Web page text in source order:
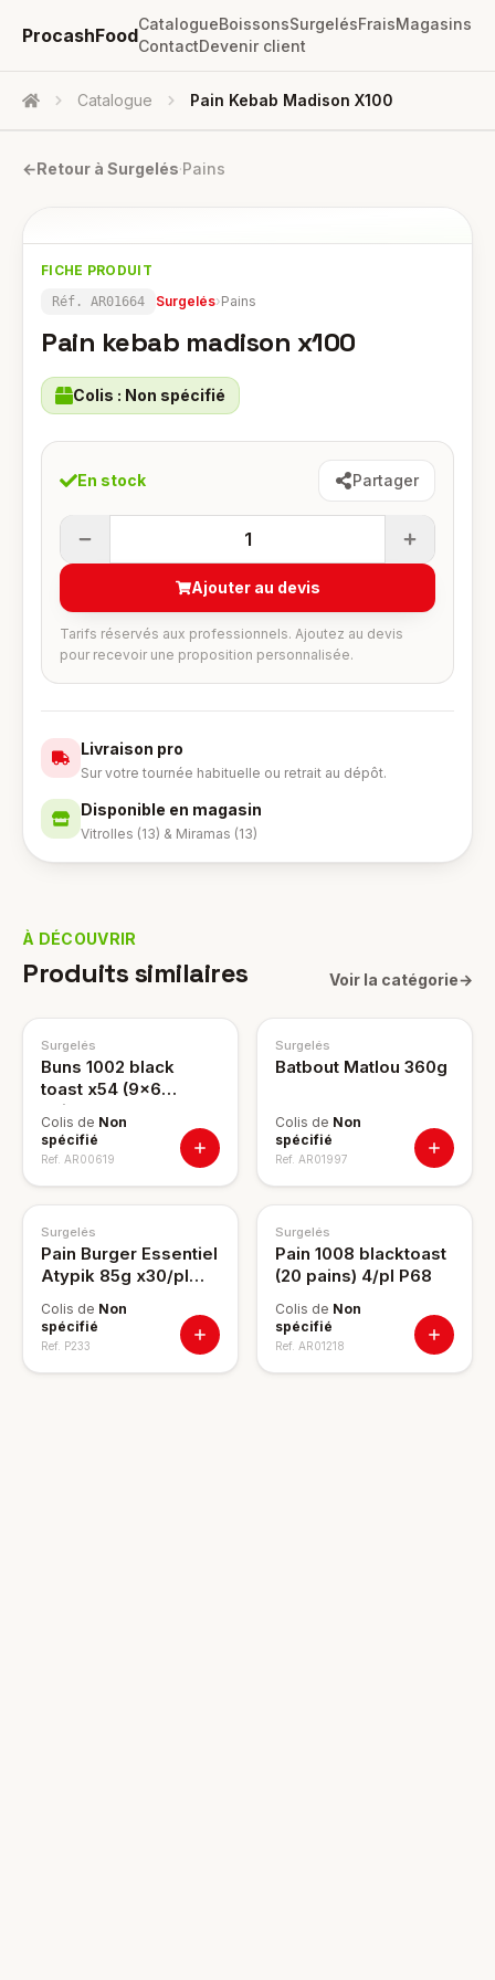
ProcashFood
CatalogueBoissonsSurgelésFraisMagasins
ContactDevenir client
Accueil Catalogue Pain Kebab Madison X100
←Retour à Surgelés·Pains
FICHE PRODUIT
Réf. AR01664 Surgelés›Pains
Pain kebab madison x100
Colis : Non spécifié
En stock Partager
1
Ajouter au devis
Tarifs réservés aux professionnels. Ajoutez au devis
pour recevoir une proposition personnalisée.
Livraison pro
Sur votre tournée habituelle ou retrait au dépôt.
Disponible en magasin
Vitrolles (13) & Miramas (13)
À DÉCOUVRIR
Produits similaires Voir la catégorie→
Surgelés
Buns 1002 black
toast x54 (9x6
pain)10307
Colis de Non
spécifié
Ref. AR00619
Surgelés
Batbout Matlou 360g
Colis de Non
spécifié
Ref. AR01997
Surgelés
Pain Burger Essentiel
Atypik 85g x30/pl
Colis de Non
spécifié
Ref. P233
Surgelés
Pain 1008 blacktoast
(20 pains) 4/pl P68
Colis de Non
spécifié
Ref. AR01218